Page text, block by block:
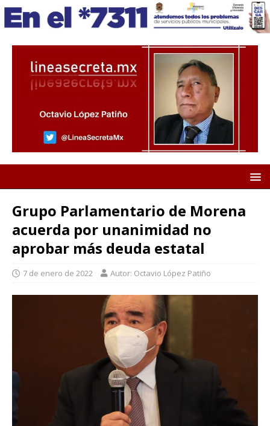
Grupo Parlamentario de Morena
acuerda por unanimidad no
aprobar más deuda estatal
7 de enero de 2022 Autor: Octavio López Patiño